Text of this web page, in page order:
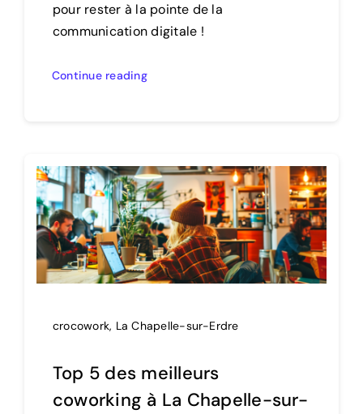
pour rester à la pointe de la
communication digitale !
Continue reading
crocowork, La Chapelle-sur-Erdre
Top 5 des meilleurs
coworking à La Chapelle-sur-